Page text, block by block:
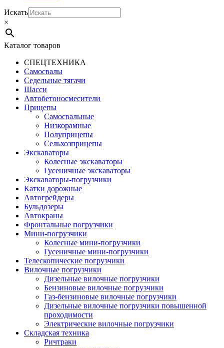
Искать
×
Каталог товаров
СПЕЦТЕХНИКА
Самосвалы
Седельные тягачи
Шасси
Автобетоно­смесители
Прицепы
Самосвальные
Низкорамные
Полуприцепы
Сельхозприцепы
Экскаваторы
Колесные экскаваторы
Гусеничные экскаваторы
Экскаваторы-погрузчики
Катки дорожные
Автогрейдеры
Бульдозеры
Автокраны
Фронтальные погрузчики
Мини-погрузчики
Колесные мини-погрузчики
Гусеничные мини-погрузчики
Телескопические погрузчики
Вилочные погрузчики
Дизельные вилочные погрузчики
Бензиновые вилочные погрузчики
Газ-бензиновые вилочные погрузчики
Дизельные вилочные погрузчики повышенной
проходимости
Электрические вилочные погрузчики
Складская техника
Ричтраки